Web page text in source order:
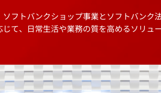
フトバンクショップ事業とソフトバンク
て、日常生活や業務の質を高めるソリュ